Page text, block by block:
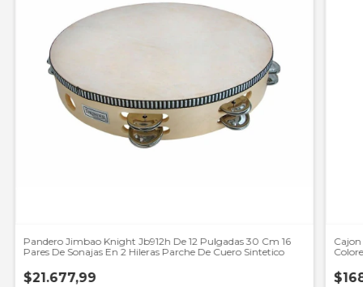
Pandero Jimbao Knight Jb912h De 12 Pulgadas 30 Cm 16
Pares De Sonajas En 2 Hileras Parche De Cuero Sintetico
$21.677,99